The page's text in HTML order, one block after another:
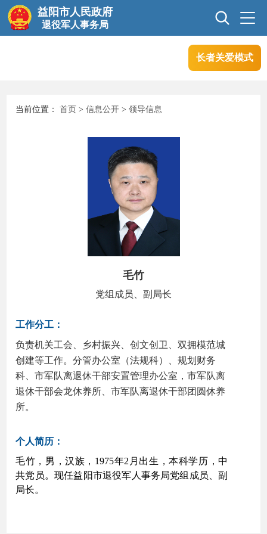
益阳市人民政府
退役军人事务局
信息公开
长者关爱模式
当前位置：首页 >信息公开 >领导信息
毛竹
党组成员、副局长
工作分工：
负责机关工会、乡村振兴、创文创卫、双拥模范城
创建等工作。分管办公室（法规科）、规划财务
科、市军队离退休干部安置管理办公室，市军队离
退休干部会龙休养所、市军队离退休干部团圆休养
所。
个人简历：
毛竹，男，汉族，1975年2月出生，本科学历，中
共党员。现任益阳市退役军人事务局党组成员、副
局长。